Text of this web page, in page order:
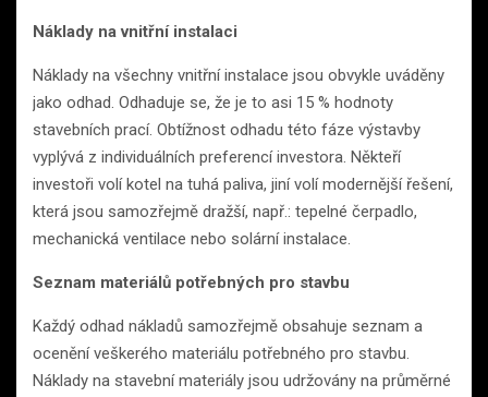
Náklady na vnitřní instalaci
Náklady na všechny vnitřní instalace jsou obvykle uváděny
jako odhad. Odhaduje se, že je to asi 15 % hodnoty
stavebních prací. Obtížnost odhadu této fáze výstavby
vyplývá z individuálních preferencí investora. Někteří
investoři volí kotel na tuhá paliva, jiní volí modernější řešení,
která jsou samozřejmě dražší, např.: tepelné čerpadlo,
mechanická ventilace nebo solární instalace.
Seznam materiálů potřebných pro stavbu
Každý odhad nákladů samozřejmě obsahuje seznam a
ocenění veškerého materiálu potřebného pro stavbu.
Náklady na stavební materiály jsou udržovány na průměrné